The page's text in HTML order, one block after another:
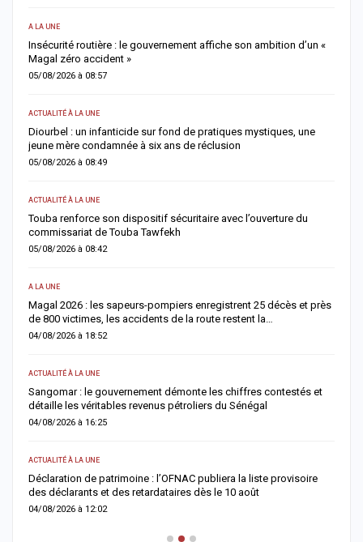
A LA UNE
Insécurité routière : le gouvernement affiche son ambition d’un «
Magal zéro accident »
05/08/2026 à 08:57
ACTUALITÉ À LA UNE
Diourbel : un infanticide sur fond de pratiques mystiques, une
jeune mère condamnée à six ans de réclusion
05/08/2026 à 08:49
ACTUALITÉ À LA UNE
Touba renforce son dispositif sécuritaire avec l’ouverture du
commissariat de Touba Tawfekh
05/08/2026 à 08:42
A LA UNE
Magal 2026 : les sapeurs-pompiers enregistrent 25 décès et près
de 800 victimes, les accidents de la route restent la…
04/08/2026 à 18:52
ACTUALITÉ À LA UNE
Sangomar : le gouvernement démonte les chiffres contestés et
détaille les véritables revenus pétroliers du Sénégal
04/08/2026 à 16:25
ACTUALITÉ À LA UNE
Déclaration de patrimoine : l’OFNAC publiera la liste provisoire
des déclarants et des retardataires dès le 10 août
04/08/2026 à 12:02